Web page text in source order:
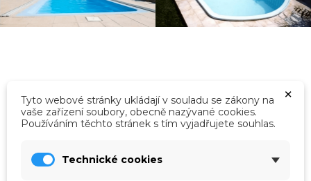
Kategorie ×
Tyto webové stránky ukládají v souladu se zákony na
vaše zařízení soubory, obecně nazývané cookies.
Používáním těchto stránek s tím vyjadřujete souhlas.
Technické cookies